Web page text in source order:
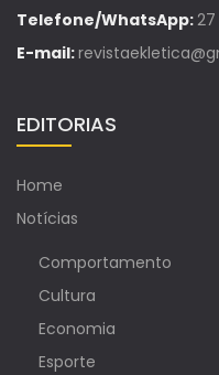
Telefone/WhatsApp:
E-mail:
EDITORIAS
Home
Notícias
Comportamento
Cultura
Economia
Esporte